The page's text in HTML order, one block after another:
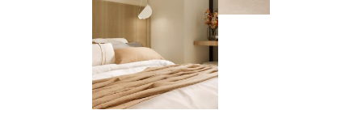
options